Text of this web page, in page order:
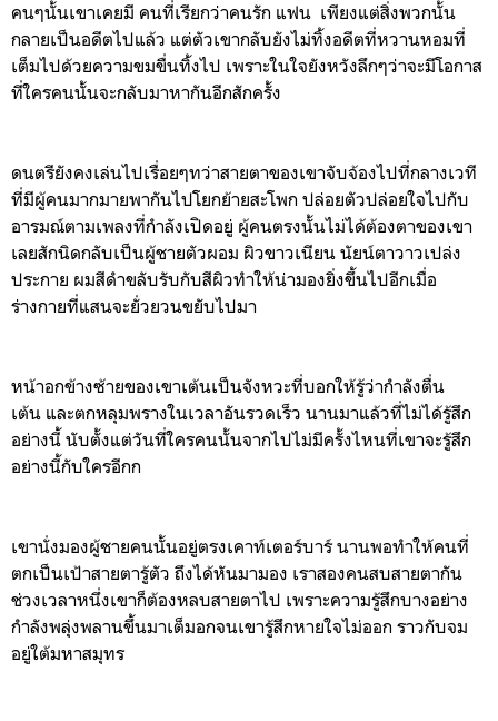
คนๆนั้นเขาเคยมี คนที่เรียกว่าคนรัก แฟน เพียงแต่สิ่งพวกนั้น
กลายเป็นอดีตไปแล้ว แต่ตัวเขากลับยังไม่ทิ้งอดีตที่หวานหอมที่
เต็มไปด้วยความขมขื่นทิ้งไป เพราะในใจยังหวังลึกๆว่าจะมีโอกาส
ที่ใครคนนั้นจะกลับมาหากันอีกสักครั้ง
ดนตรียังคงเล่นไปเรื่อยๆทว่าสายตาของเขาจับจ้องไปที่กลางเวที
ที่มีผู้คนมากมายพากันไปโยกย้ายสะโพก ปล่อยตัวปล่อยใจไปกับ
อารมณ์ตามเพลงที่กำลังเปิดอยู่ ผู้คนตรงนั้นไม่ได้ต้องตาของเขา
เลยสักนิดกลับเป็นผู้ชายตัวผอม ผิวขาวเนียน นัยน์ตาวาวเปล่ง
ประกาย ผมสีดำขลับรับกับสีผิวทำให้น่ามองยิ่งขึ้นไปอีกเมื่อ
ร่างกายที่แสนจะยั่วยวนขยับไปมา
หน้าอกข้างซ้ายของเขาเต้นเป็นจังหวะที่บอกให้รู้ว่ากำลังตื่น
เต้น และตกหลุมพรางในเวลาอันรวดเร็ว นานมาแล้วที่ไม่ได้รู้สึก
อย่างนี้ นับตั้งแต่วันที่ใครคนนั้นจากไปไม่มีครั้งไหนที่เขาจะรู้สึก
อย่างนี้กับใครอีกก
เขานั่งมองผู้ชายคนนั้นอยู่ตรงเคาท์เตอร์บาร์ นานพอทำให้คนที่
ตกเป็นเป้าสายตารู้ตัว ถึงได้หันมามอง เราสองคนสบสายตากัน
ช่วงเวลาหนึ่งเขาก็ต้องหลบสายตาไป เพราะความรู้สึกบางอย่าง
กำลังพลุ่งพลานขึ้นมาเต็มอกจนเขารู้สึกหายใจไม่ออก ราวกับจม
อยู่ใต้มหาสมุทร